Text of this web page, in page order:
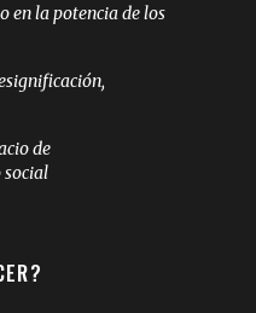
en la potencia de los
de